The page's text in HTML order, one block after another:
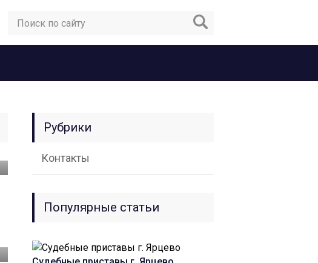
Рубрики
Контакты
Популярные статьи